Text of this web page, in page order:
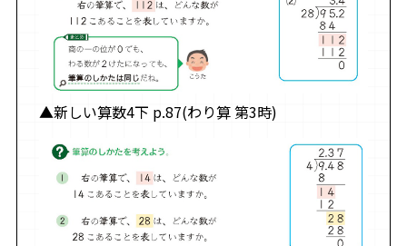
▲新しい算数4下 p.87(わり算 第3時)